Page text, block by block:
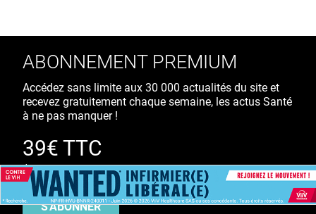
ABONNEMENT PREMIUM
Accédez sans limite aux 30 000 actualités du site et
recevez gratuitement chaque semaine, les actus Santé
à ne pas manquer !
39€ TTC
/ an
S'ABONNER